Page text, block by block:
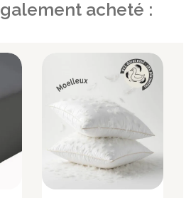
acheté :